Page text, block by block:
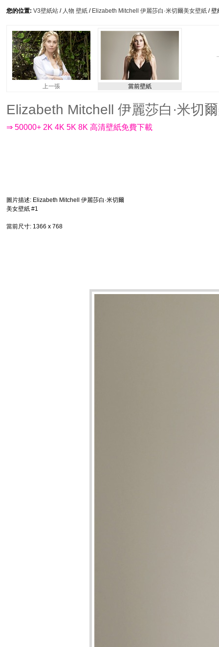
您的位置: V3壁紙站 / 人物 壁紙 / Elizabeth Mitchell 伊麗莎白·米切爾美女壁紙 / 壁
上一張 當前壁紙
Elizabeth Mitchell 伊麗莎白·米切
⇒ 50000+ 2K 4K 5K 8K 高清壁紙免費下載
圖片描述: Elizabeth Mitchell 伊麗莎白·米切爾
美女壁紙 #1
當前尺寸: 1366 x 768